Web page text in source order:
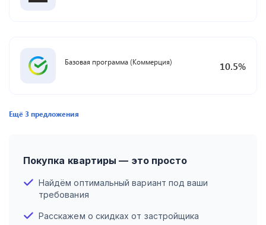
Базовая программа (Коммерция) 10.5%
Ещё3предложения
Покупка квартиры — это просто
Найдём оптимальный вариант под ваши
требования
Расскажем о скидках от застройщика